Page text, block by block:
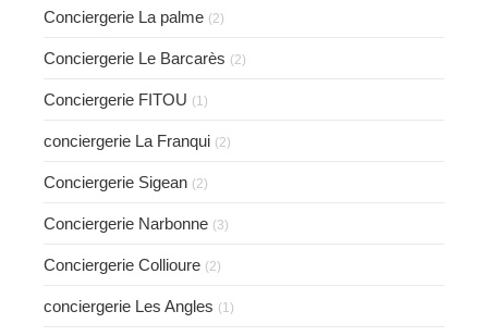
Conciergerie La palme (2)
Conciergerie Le Barcarès (2)
Conciergerie FITOU (1)
conciergerie La Franqui (2)
Conciergerie Sigean (2)
Conciergerie Narbonne (3)
Conciergerie Collioure (2)
conciergerie Les Angles (1)